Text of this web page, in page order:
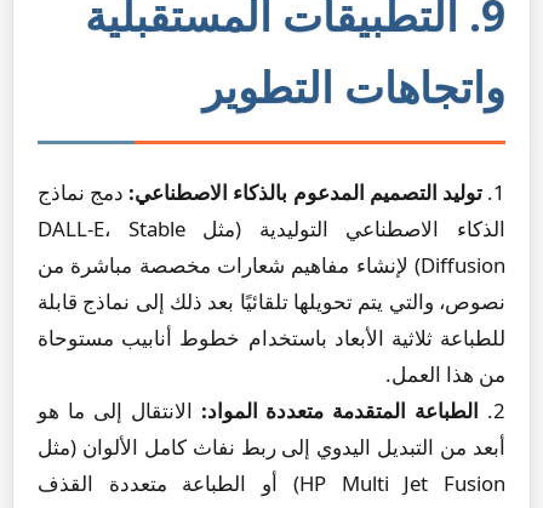
9. التطبيقات المستقبلية
واتجاهات التطوير
1. توليد التصميم المدعوم بالذكاء الاصطناعي: دمج نماذج
الذكاء الاصطناعي التوليدية (مثل DALL-E، Stable
Diffusion) لإنشاء مفاهيم شعارات مخصصة مباشرة من
نصوص، والتي يتم تحويلها تلقائيًا بعد ذلك إلى نماذج قابلة
للطباعة ثلاثية الأبعاد باستخدام خطوط أنابيب مستوحاة
من هذا العمل.
2. الطباعة المتقدمة متعددة المواد: الانتقال إلى ما هو
أبعد من التبديل اليدوي إلى ربط نفاث كامل الألوان (مثل
HP Multi Jet Fusion) أو الطباعة متعددة القذف